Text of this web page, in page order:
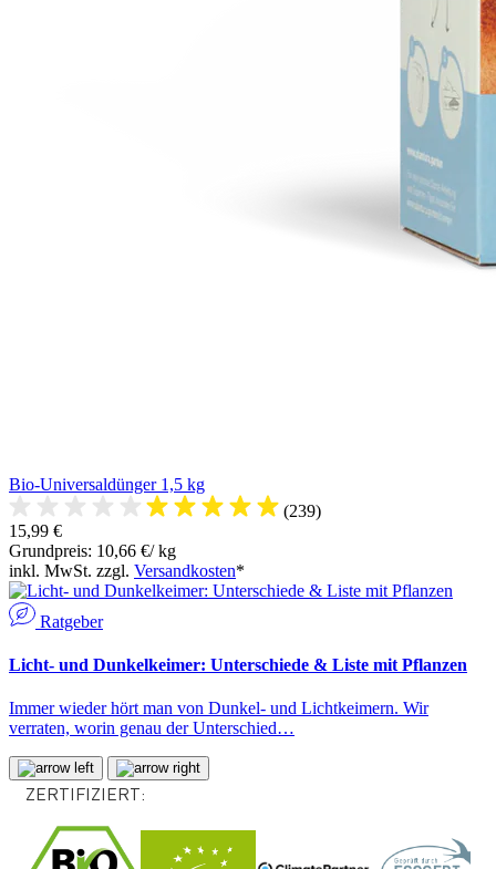
Bio-Universaldünger 1,5 kg
(239)
15,99 €
Grundpreis: 10,66 €/ kg
inkl. MwSt. zzgl. Versandkosten*
Ratgeber
Licht- und Dunkelkeimer: Unterschiede & Liste mit Pflanzen
Immer wieder hört man von Dunkel- und Lichtkeimern. Wir
verraten, worin genau der Unterschied…
ZERTIFIZIERT: